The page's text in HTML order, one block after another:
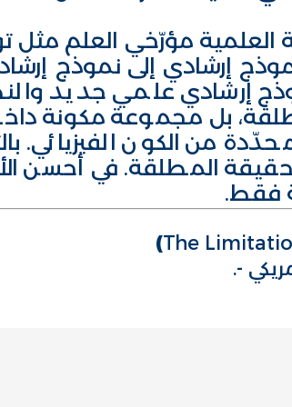
العلمية مؤرّخي العلم
إرشادي إلى نموذج
إرشادي علمي جديد
بل مجموعة مكونة
من الكون الفيزيائي.
المطلقة. في أحسن
فقط.
The
)
-.